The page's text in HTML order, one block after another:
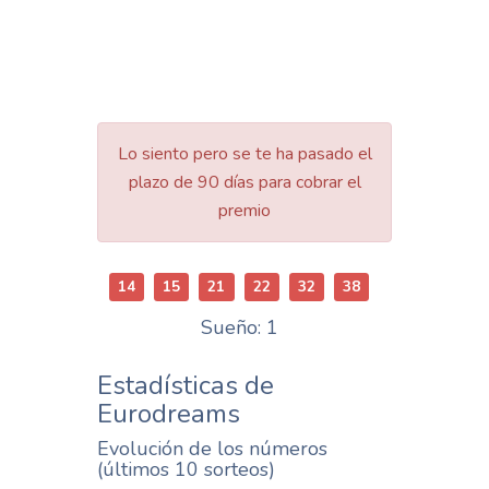
Lo siento pero se te ha pasado el
plazo de 90 días para cobrar el
premio
14 15 21 22 32 38
Sueño: 1
Estadísticas de
Eurodreams
Evolución de los números
(últimos 10 sorteos)